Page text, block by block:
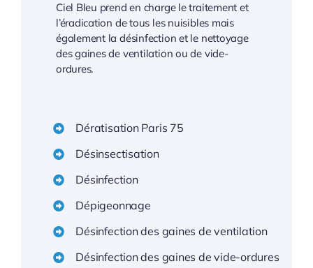
Ciel Bleu prend en charge le traitement et
l’éradication de tous les nuisibles mais
également la désinfection et le nettoyage
des gaines de ventilation ou de vide-
ordures.
Dératisation Paris 75
Désinsectisation
Désinfection
Dépigeonnage
Désinfection des gaines de ventilation
Désinfection des gaines de vide-ordures